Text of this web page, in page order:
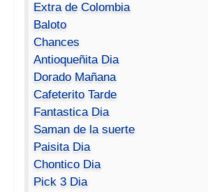
Extra de Colombia
Baloto
Chances
Antioqueñita Dia
Dorado Mañana
Cafeterito Tarde
Fantastica Dia
Saman de la suerte
Paisita Dia
Chontico Dia
Pick 3 Dia